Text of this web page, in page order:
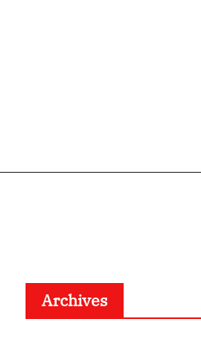
Archives